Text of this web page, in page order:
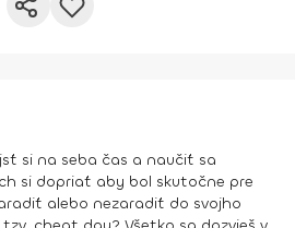
si na seba čas a naučiť sa
si dopriať aby bol skutočne pre
alebo nezaradiť do svojho